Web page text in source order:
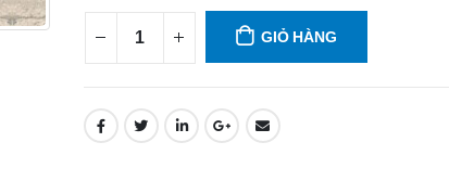
GIỎ HÀNG